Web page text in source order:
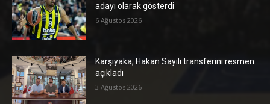
adayı olarak gösterdi
6 Ağustos 2026
Karşıyaka, Hakan Sayılı transferini resmen
açıkladı
3 Ağustos 2026